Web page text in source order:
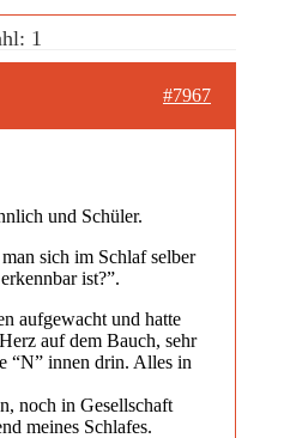
1
#7967
und Schüler.
sich im Schlaf selber
ist?”.
aufgewacht und hatte
auf dem Bauch, sehr
“N” innen drin. Alles in
noch in Gesellschaft
meines Schlafes.